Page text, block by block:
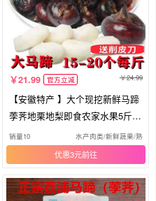
21.99 官方立减 24.99
【安徽特产 】大个现挖新鲜马蹄
荸荠地栗地梨即食农家水果5斤包
邮
销量10 水产肉类/新鲜蔬果/熟食
优惠3元